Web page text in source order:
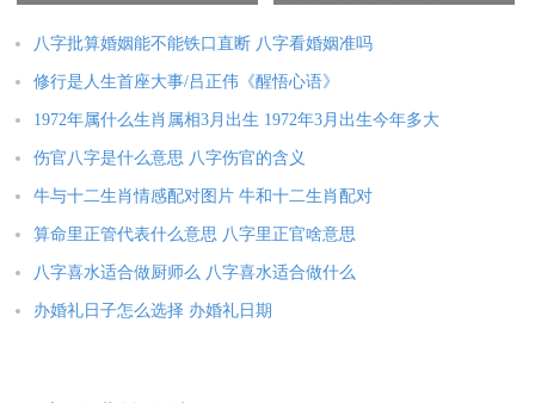
1、以在在这个年龄段，虎对于财富的管理技能 通常会得到提
2、以86年的虎在在这个年龄段已经逐渐形成必须的财务观念与
理财计划，而且能够得到实施。他们更加明智地管理自己的财
3、当虎的判断力与风险意识也会得到提升。在投资与理财在领域
八字批算婚姻能不能铁口直断 八字看婚姻准吗
修行是人生首座大事/吕正伟《醒悟心语》
1972年属什么生肖属相3月出生 1972年3月出生今年多大
伤官八字是什么意思 八字伤官的含义
牛与十二生肖情感配对图片 牛和十二生肖配对
算命里正管代表什么意思 八字里正官啥意思
八字喜水适合做厨师么 八字喜水适合做什么
办婚礼日子怎么选择 办婚礼日期